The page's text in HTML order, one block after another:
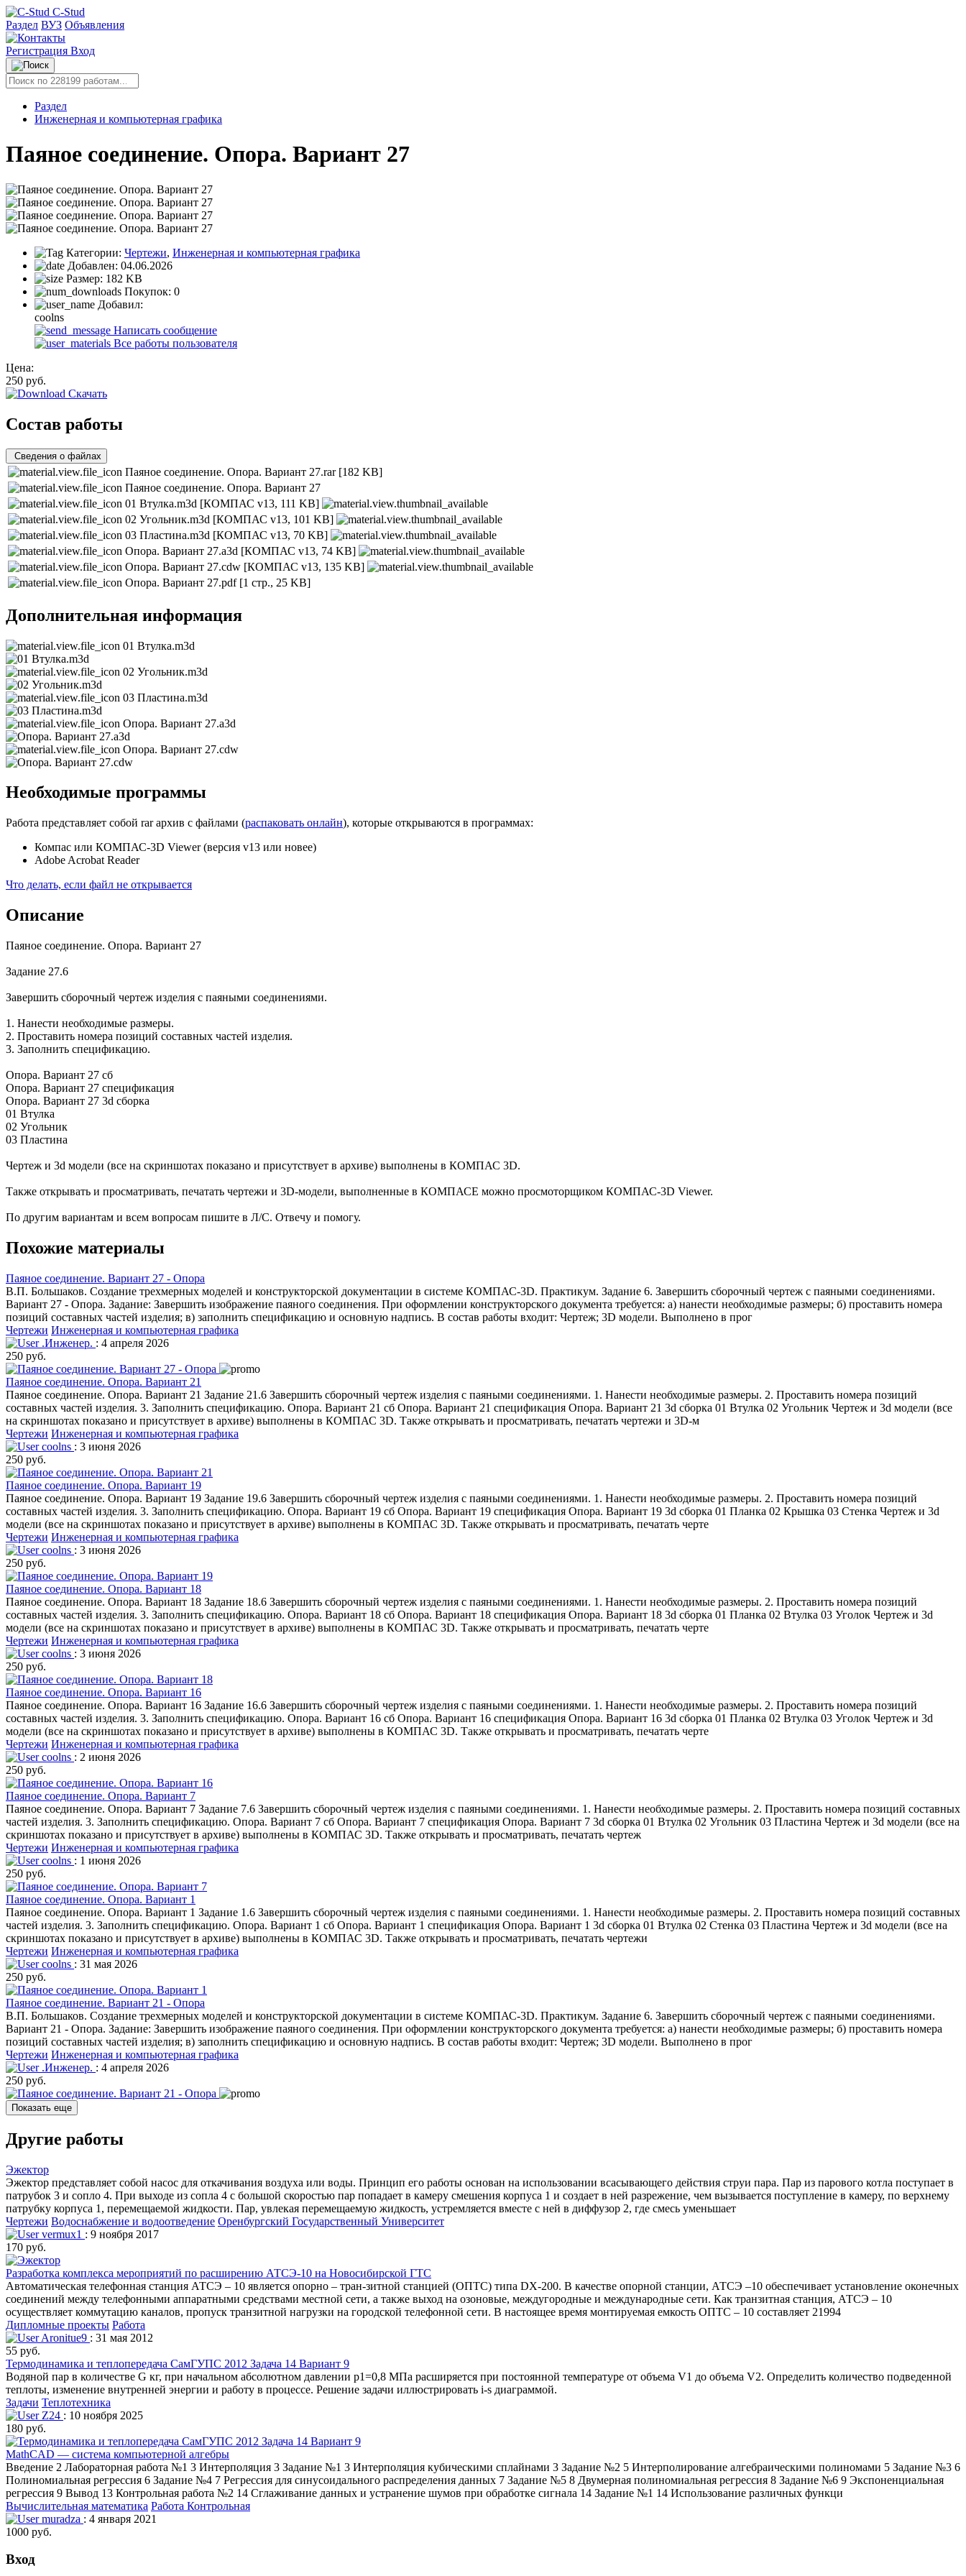
C-Stud
Раздел ВУЗ Объявления
Регистрация Вход
Раздел
Инженерная и компьютерная графика
Паяное соединение. Опора. Вариант 27
Категории: Чертежи, Инженерная и компьютерная графика
Добавлен: 04.06.2026
Размер: 182 KB
Покупок: 0
Добавил:
coolns
Написать сообщение
Все работы пользователя
Цена:
250 руб.
Скачать
Состав работы
Сведения о файлах
Паяное соединение. Опора. Вариант 27.rar [182 KB]
Паяное соединение. Опора. Вариант 27
01 Втулка.m3d [КОМПАС v13, 111 KB]
02 Угольник.m3d [КОМПАС v13, 101 KB]
03 Пластина.m3d [КОМПАС v13, 70 KB]
Опора. Вариант 27.a3d [КОМПАС v13, 74 KB]
Опора. Вариант 27.cdw [КОМПАС v13, 135 KB]
Опора. Вариант 27.pdf [1 стр., 25 KB]
Дополнительная информация
01 Втулка.m3d
02 Угольник.m3d
03 Пластина.m3d
Опора. Вариант 27.a3d
Опора. Вариант 27.cdw
Необходимые программы
Работа представляет собой rar архив с файлами (распаковать онлайн), которые открываются в программах:
Компас или КОМПАС-3D Viewer (версия v13 или новее)
Adobe Acrobat Reader
Что делать, если файл не открывается
Описание
Паяное соединение. Опора. Вариант 27
Задание 27.6
Завершить сборочный чертеж изделия с паяными соединениями.
1. Нанести необходимые размеры.
2. Проставить номера позиций составных частей изделия.
3. Заполнить спецификацию.
Опора. Вариант 27 сб
Опора. Вариант 27 спецификация
Опора. Вариант 27 3d сборка
01 Втулка
02 Угольник
03 Пластина
Чертеж и 3d модели (все на скриншотах показано и присутствует в архиве) выполнены в КОМПАС 3D.
Также открывать и просматривать, печатать чертежи и 3D-модели, выполненные в КОМПАСЕ можно просмоторщиком КОМПАС-3D Viewer.
По другим вариантам и всем вопросам пишите в Л/С. Отвечу и помогу.
Похожие материалы
Паяное соединение. Вариант 27 - Опора
В.П. Большаков. Создание трехмерных моделей и конструкторской документации в системе КОМПАС-3D. Практикум. Задание 6. Завершить сборочный чертеж с паяными соединениями.
Вариант 27 - Опора. Задание: Завершить изображение паяного соединения. При оформлении конструкторского документа требуется: а) нанести необходимые размеры; б) проставить номера
позиций составных частей изделия; в) заполнить спецификацию и основную надпись. В состав работы входит: Чертеж; 3D модели. Выполнено в прог
Чертежи Инженерная и компьютерная графика
.Инженер. : 4 апреля 2026
250 руб.
Паяное соединение. Опора. Вариант 21
Паяное соединение. Опора. Вариант 21 Задание 21.6 Завершить сборочный чертеж изделия с паяными соединениями. 1. Нанести необходимые размеры. 2. Проставить номера позиций
составных частей изделия. 3. Заполнить спецификацию. Опора. Вариант 21 сб Опора. Вариант 21 спецификация Опора. Вариант 21 3d сборка 01 Втулка 02 Угольник Чертеж и 3d модели (все
на скриншотах показано и присутствует в архиве) выполнены в КОМПАС 3D. Также открывать и просматривать, печатать чертежи и 3D-м
Чертежи Инженерная и компьютерная графика
coolns : 3 июня 2026
250 руб.
Паяное соединение. Опора. Вариант 19
Паяное соединение. Опора. Вариант 19 Задание 19.6 Завершить сборочный чертеж изделия с паяными соединениями. 1. Нанести необходимые размеры. 2. Проставить номера позиций
составных частей изделия. 3. Заполнить спецификацию. Опора. Вариант 19 сб Опора. Вариант 19 спецификация Опора. Вариант 19 3d сборка 01 Планка 02 Крышка 03 Стенка Чертеж и 3d
модели (все на скриншотах показано и присутствует в архиве) выполнены в КОМПАС 3D. Также открывать и просматривать, печатать черте
Чертежи Инженерная и компьютерная графика
coolns : 3 июня 2026
250 руб.
Паяное соединение. Опора. Вариант 18
Паяное соединение. Опора. Вариант 18 Задание 18.6 Завершить сборочный чертеж изделия с паяными соединениями. 1. Нанести необходимые размеры. 2. Проставить номера позиций
составных частей изделия. 3. Заполнить спецификацию. Опора. Вариант 18 сб Опора. Вариант 18 спецификация Опора. Вариант 18 3d сборка 01 Планка 02 Втулка 03 Уголок Чертеж и 3d
модели (все на скриншотах показано и присутствует в архиве) выполнены в КОМПАС 3D. Также открывать и просматривать, печатать черте
Чертежи Инженерная и компьютерная графика
coolns : 3 июня 2026
250 руб.
Паяное соединение. Опора. Вариант 16
Паяное соединение. Опора. Вариант 16 Задание 16.6 Завершить сборочный чертеж изделия с паяными соединениями. 1. Нанести необходимые размеры. 2. Проставить номера позиций
составных частей изделия. 3. Заполнить спецификацию. Опора. Вариант 16 сб Опора. Вариант 16 спецификация Опора. Вариант 16 3d сборка 01 Планка 02 Втулка 03 Уголок Чертеж и 3d
модели (все на скриншотах показано и присутствует в архиве) выполнены в КОМПАС 3D. Также открывать и просматривать, печатать черте
Чертежи Инженерная и компьютерная графика
coolns : 2 июня 2026
250 руб.
Паяное соединение. Опора. Вариант 7
Паяное соединение. Опора. Вариант 7 Задание 7.6 Завершить сборочный чертеж изделия с паяными соединениями. 1. Нанести необходимые размеры. 2. Проставить номера позиций составных
частей изделия. 3. Заполнить спецификацию. Опора. Вариант 7 сб Опора. Вариант 7 спецификация Опора. Вариант 7 3d сборка 01 Втулка 02 Угольник 03 Пластина Чертеж и 3d модели (все на
скриншотах показано и присутствует в архиве) выполнены в КОМПАС 3D. Также открывать и просматривать, печатать чертеж
Чертежи Инженерная и компьютерная графика
coolns : 1 июня 2026
250 руб.
Паяное соединение. Опора. Вариант 1
Паяное соединение. Опора. Вариант 1 Задание 1.6 Завершить сборочный чертеж изделия с паяными соединениями. 1. Нанести необходимые размеры. 2. Проставить номера позиций составных
частей изделия. 3. Заполнить спецификацию. Опора. Вариант 1 сб Опора. Вариант 1 спецификация Опора. Вариант 1 3d сборка 01 Втулка 02 Стенка 03 Пластина Чертеж и 3d модели (все на
скриншотах показано и присутствует в архиве) выполнены в КОМПАС 3D. Также открывать и просматривать, печатать чертежи
Чертежи Инженерная и компьютерная графика
coolns : 31 мая 2026
250 руб.
Паяное соединение. Вариант 21 - Опора
В.П. Большаков. Создание трехмерных моделей и конструкторской документации в системе КОМПАС-3D. Практикум. Задание 6. Завершить сборочный чертеж с паяными соединениями.
Вариант 21 - Опора. Задание: Завершить изображение паяного соединения. При оформлении конструкторского документа требуется: а) нанести необходимые размеры; б) проставить номера
позиций составных частей изделия; в) заполнить спецификацию и основную надпись. В состав работы входит: Чертеж; 3D модели. Выполнено в прог
Чертежи Инженерная и компьютерная графика
.Инженер. : 4 апреля 2026
250 руб.
Показать еще
Другие работы
Эжектор
Эжектор представляет собой насос для откачивания воздуха или воды. Принцип его работы основан на использовании всасывающего действия струи пара. Пар из парового котла поступает в
патрубок 3 и сопло 4. При выходе из сопла 4 с большой скоростью пар попадает в камеру смешения корпуса 1 и создает в ней разрежение, чем вызывается поступление в камеру, по верхнему
патрубку корпуса 1, перемещаемой жидкости. Пар, увлекая перемещаемую жидкость, устремляется вместе с ней в диффузор 2, где смесь уменьшает
Чертежи Водоснабжение и водоотведение Оренбургский Государственный Университет
vermux1 : 9 ноября 2017
170 руб.
Разработка комплекса мероприятий по расширению АТСЭ-10 на Новосибирской ГТС
Автоматическая телефонная станция АТСЭ – 10 является опорно – тран-зитной станцией (ОПТС) типа DX-200. В качестве опорной станции, АТСЭ –10 обеспечивает установление оконечных
соединений между телефонными аппаратными средствами местной сети, а также выход на озоновые, междугородные и международные сети. Как транзитная станция, АТСЭ – 10
осуществляет коммутацию каналов, пропуск транзитной нагрузки на городской телефонной сети. В настоящее время монтируемая емкость ОПТС – 10 составляет 21994
Дипломные проекты Работа
Aronitue9 : 31 мая 2012
55 руб.
Термодинамика и теплопередача СамГУПС 2012 Задача 14 Вариант 9
Водяной пар в количестве G кг, при начальном абсолютном давлении р1=0,8 МПа расширяется при постоянной температуре от объема V1 до объема V2. Определить количество подведенной
теплоты, изменение внутренней энергии и работу в процессе. Решение задачи иллюстрировать i-s диаграммой.
Задачи Теплотехника
Z24 : 10 ноября 2025
180 руб.
MathCAD — система компьютерной алгебры
Введение 2 Лабораторная работа №1 3 Интерполяция 3 Задание №1 3 Интерполяция кубическими сплайнами 3 Задание №2 5 Интерполирование алгебраическими полиномами 5 Задание №3 6
Полиномиальная регрессия 6 Задание №4 7 Регрессия для синусоидального распределения данных 7 Задание №5 8 Двумерная полиномиальная регрессия 8 Задание №6 9 Экспоненциальная
регрессия 9 Вывод 13 Контрольная работа №2 14 Сглаживание данных и устранение шумов при обработке сигнала 14 Задание №1 14 Использование различных функци
Вычислительная математика Работа Контрольная
muradza : 4 января 2021
1000 руб.
Вход